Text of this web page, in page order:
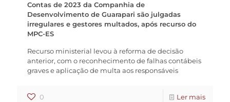
Contas de 2023 da Companhia de
Desenvolvimento de Guarapari são julgadas
irregulares e gestores multados, após recurso do
MPC-ES
Recurso ministerial levou à reforma de decisão
anterior, com o reconhecimento de falhas contábeis
graves e aplicação de multa aos responsáveis
0 Ler mais